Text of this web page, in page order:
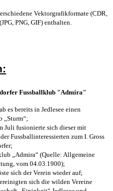
Vektorgrafikformate (CDR,
PNG, GIF) enthalten.
Fussballklub "Admira"
es bereits in Jedlesee einen
„Sturm“;
Juli fusionierte sich dieser mit
Fussballinteressierten zum I. Gross
;
„Admira“ (Quelle: Allgemeine
vom 04.03.1900);
sich der Verein wieder auf;
sich die wilden Vereine